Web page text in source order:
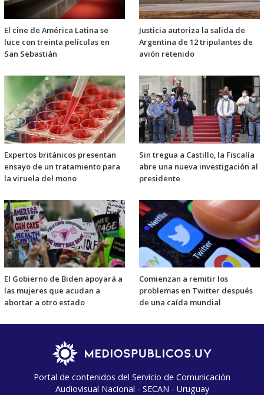
El cine de América Latina se
luce con treinta películas en
San Sebastián
Justicia autoriza la salida de
Argentina de 12 tripulantes de
avión retenido
Expertos británicos presentan
ensayo de un tratamiento para
la viruela del mono
Sin tregua a Castillo, la Fiscalía
abre una nueva investigación al
presidente
El Gobierno de Biden apoyará a
las mujeres que acudan a
abortar a otro estado
Comienzan a remitir los
problemas en Twitter después
de una caída mundial
Portal de contenidos del Servicio de Comunicación
Audiovisual Nacional - SECAN - Uruguay